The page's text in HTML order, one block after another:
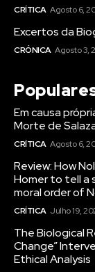
CRÍTICA Agosto 6,
Excertos da
CRÓNICA Agosto 3,
Em causa
Morte de
CRÍTICA Agosto 6,
Review: How
Homer to tell a
moral order of
CRÍTICA Julho 19,
The Biological
Change”
Ethical Analysis